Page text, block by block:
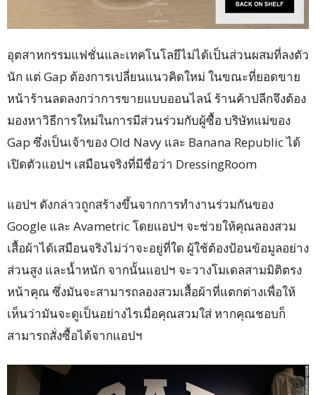
อุตสาหกรรมแฟชั่นและเทคโนโลยีไม่ได้เป็นส่วนผสมที่ลงตัว
นัก แต่ Gap ต้องการเปลี่ยนแนวคิดใหม่ ในขณะที่ยอดขาย
หน้าร้านลดลงกว่าการขายแบบออนไลน์ ร้านค้าปลีกจึงต้อง
มองหาวิธีการใหม่ในการมีส่วนร่วมกับผู้ซื้อ บริษัทแม่ของ
Gap ซึ่งเป็นเจ้าของ Old Navy และ Banana Republic ได้
เปิดตัวแอปฯ เสมือนจริงที่มีชื่อว่า DressingRoom
แอปฯ ดังกล่าวถูกสร้างขึ้นจากการทำงานร่วมกันของ
Google และ Avametric โดยแอปฯ จะช่วยให้คุณลองสวม
เสื้อผ้าได้เสมือนจริงไม่ว่าจะอยู่ที่ใด ผู้ใช้ต้องป้อนข้อมูลอย่าง
ส่วนสูง และน้ำหนัก จากนั้นแอปฯ จะวางโมเดลสามมิติตรง
หน้าคุณ ซึ่งมันจะสามารถลองสวมเสื้อผ้าที่แตกต่างเพื่อให้
เห็นว่ามันจะดูเป็นอย่างไรเมื่อคุณสวมใส่ หากคุณชอบก็
สามารถสั่งซื้อได้จากแอปฯ